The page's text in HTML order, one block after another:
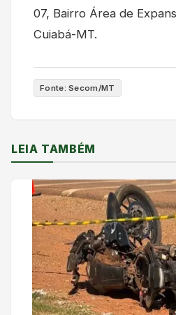
07, Bairro Área de
Cuiabá-MT.
Fonte: Secom/MT
LEIA TAMBÉM